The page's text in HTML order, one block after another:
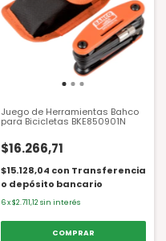
Juego de Herramientas Bahco
para Bicicletas BKE850901N
$16.266,71
$15.128,04 con Transferencia
o depósito bancario
6 x$2.711,12 sin interés